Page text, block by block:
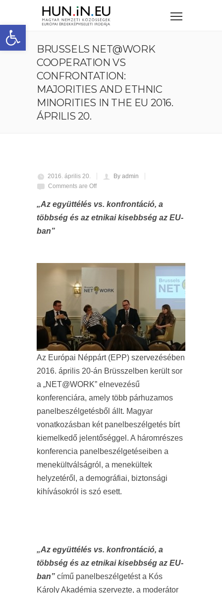
Eszköztár megnyitása
BRUSSELS NET@WORK
COOPERATION VS
CONFRONTATION:
MAJORITIES AND ETHNIC
MINORITIES IN THE EU 2016.
ÁPRILIS 20.
2016. április 20.
By admin
Comments are Off
„Az együttélés vs. konfrontáció, a
többség és az etnikai kisebbség az EU-
ban”
Az Európai Néppárt (EPP) szervezésében
2016. április 20-án Brüsszelben került sor
a „NET@WORK” elnevezésű
konferenciára, amely több párhuzamos
panelbeszélgetésből állt. Magyar
vonatkozásban két panelbeszélgetés bírt
kiemelkedő jelentőséggel. A háromrészes
konferencia panelbeszélgetéseiben a
menekültválságról, a menekültek
helyzetéről, a demográfiai, biztonsági
kihívásokról is szó esett.
„Az együttélés vs. konfrontáció, a
többség és az etnikai kisebbség az EU-
ban” című panelbeszélgetést a Kós
Károly Akadémia szervezte, a moderátor